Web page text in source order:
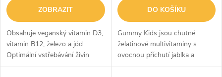
d
u
o
d
u
ZOBRAZIT
Obsahuje veganský vitamin D3,
vitamin B12, železo a jód
Optimální vstřebávání živin
nedostatečně zastoupených ve
DO KOŠÍKU
Gummy Kids jsou chutné
želatinové multivitaminy s
ovocnou příchutí jablka a
jahody, vyvinuté speciálně pro